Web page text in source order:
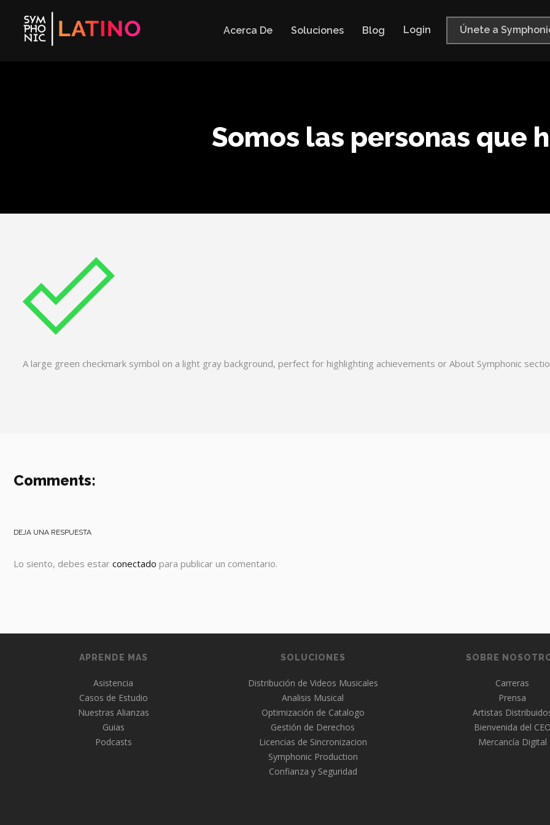
Acerca De Soluciones Blog Login Únete a
Somos las personas que
A large green checkmark symbol on a light gray background, perfect for highlighting achievements or About Symphonic
Comments:
DEJA UNA RESPUESTA
Lo siento, debes estar conectado para publicar un comentario.
APRENDE MAS
Asistencia
Casos de Estudio
Nuestras Alianzas
Guias
Podcasts
SOLUCIONES
Distribución de Videos Musicales
Analisis Musical
Optimización de Catalogo
Gestión de Derechos
Licencias de Sincronizacion
Symphonic Production
Confianza y Seguridad
SOBRE
Carreras
Prensa
Artistas
Bienvenida del
Mercancía Digital